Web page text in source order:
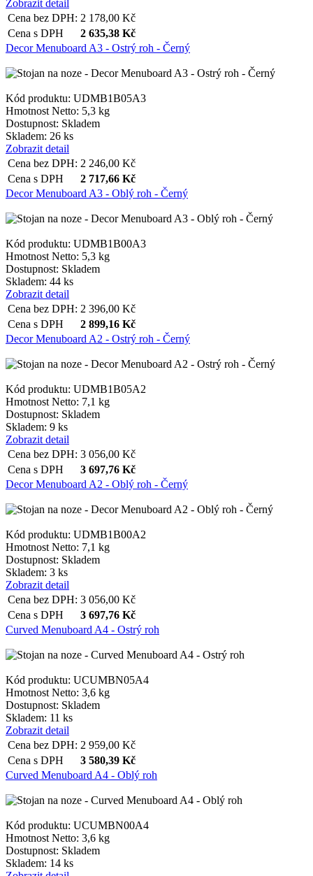
Zobrazit detail
Cena bez DPH: 2 178,00 Kč
Cena s DPH
2 635,38 Kč
Decor Menuboard A3 - Ostrý roh - Černý
Kód produktu: UDMB1B05A3
Hmotnost Netto: 5,3 kg
Dostupnost: Skladem
Skladem: 26 ks
Zobrazit detail
Cena bez DPH: 2 246,00 Kč
Cena s DPH
2 717,66 Kč
Decor Menuboard A3 - Oblý roh - Černý
Kód produktu: UDMB1B00A3
Hmotnost Netto: 5,3 kg
Dostupnost: Skladem
Skladem: 44 ks
Zobrazit detail
Cena bez DPH: 2 396,00 Kč
Cena s DPH
2 899,16 Kč
Decor Menuboard A2 - Ostrý roh - Černý
Kód produktu: UDMB1B05A2
Hmotnost Netto: 7,1 kg
Dostupnost: Skladem
Skladem: 9 ks
Zobrazit detail
Cena bez DPH: 3 056,00 Kč
Cena s DPH
3 697,76 Kč
Decor Menuboard A2 - Oblý roh - Černý
Kód produktu: UDMB1B00A2
Hmotnost Netto: 7,1 kg
Dostupnost: Skladem
Skladem: 3 ks
Zobrazit detail
Cena bez DPH: 3 056,00 Kč
Cena s DPH
3 697,76 Kč
Curved Menuboard A4 - Ostrý roh
Kód produktu: UCUMBN05A4
Hmotnost Netto: 3,6 kg
Dostupnost: Skladem
Skladem: 11 ks
Zobrazit detail
Cena bez DPH: 2 959,00 Kč
Cena s DPH
3 580,39 Kč
Curved Menuboard A4 - Oblý roh
Kód produktu: UCUMBN00A4
Hmotnost Netto: 3,6 kg
Dostupnost: Skladem
Skladem: 14 ks